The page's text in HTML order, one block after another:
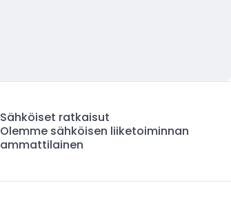
Sähköiset ratkaisut
Olemme sähköisen liiketoiminnan
ammattilainen